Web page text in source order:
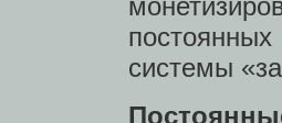
системы